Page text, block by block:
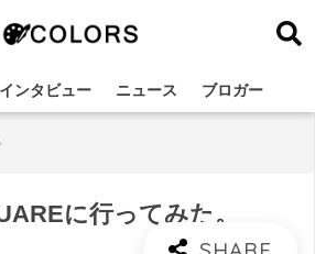
インタビュー ニュース ブロガー
に行ってみた。